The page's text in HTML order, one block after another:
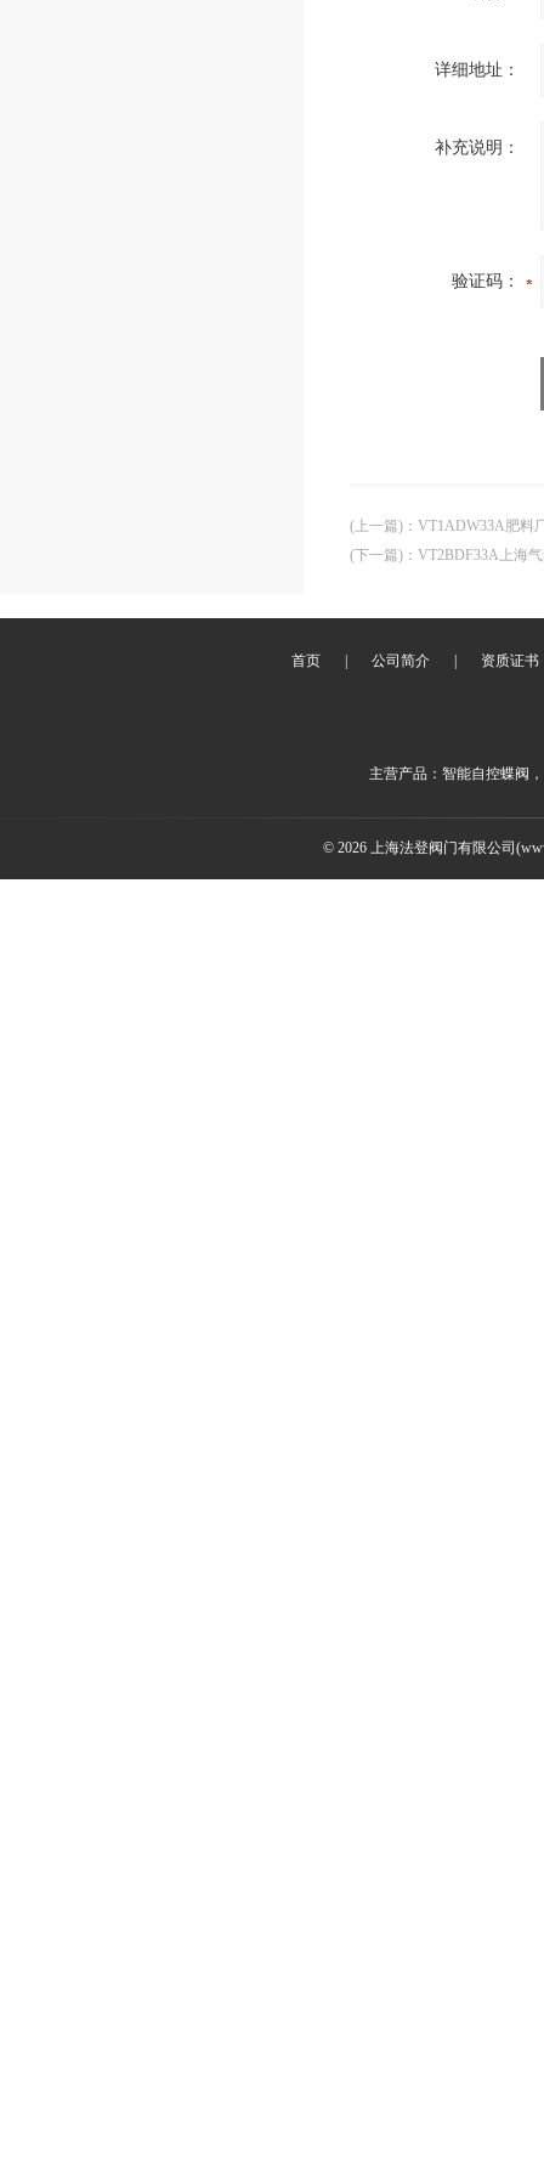
详细地址：
补充说明：
验证码：
(上一篇) ： VT1ADW33A肥料
(下一篇) ： VT2BDF33A上海
首页 公司简介 资质证书
主营产品：智能自控蝶阀
© 2026 上海法登阀门有限公司